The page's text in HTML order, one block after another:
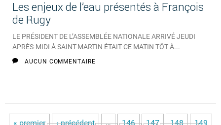
Les enjeux de l’eau présentés à François
de Rugy
LE PRÉSIDENT DE L’ASSEMBLÉE NATIONALE ARRIVÉ JEUDI
APRÈS-MIDI À SAINT-MARTIN ÉTAIT CE MATIN TÔT À...
AUCUN COMMENTAIRE
« premier ‹ précédent … 146 147 148
149